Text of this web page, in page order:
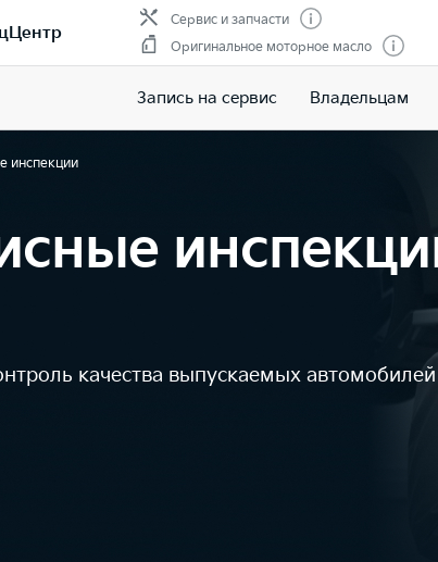
Сервис и запчасти
Оригинальное моторное масло
Запись на сервис Владельцам
инспекции
качества выпускаемых автомобилей